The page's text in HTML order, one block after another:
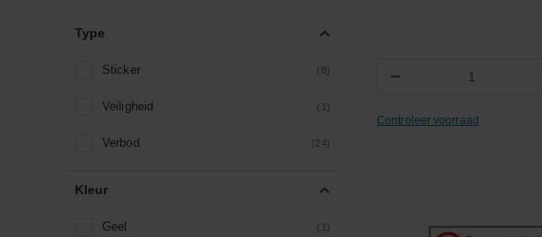
Type
Sticker (8)
Veiligheid (1)
Verbod (24)
Kleur
Geel (1)
−
Controleer voorraad